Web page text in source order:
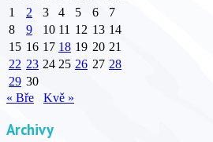
1
2 3 4 5 6
7
8
9 10 11 12 13 14
15 16 17 18 19 20 21
22 23 24 25 26 27 28
29 30
« Bře
Kvě »
Archivy